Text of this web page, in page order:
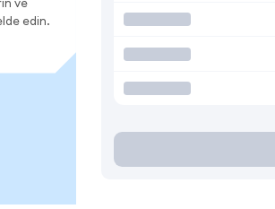
ve
edin.